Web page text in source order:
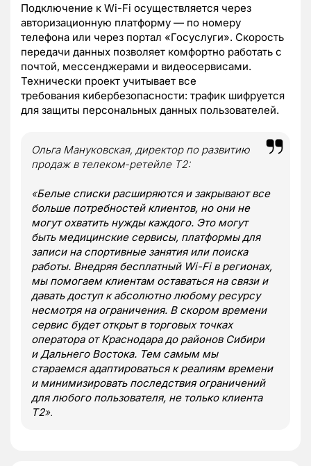
Подключение к Wi-Fi осуществляется через
авторизационную платформу — по номеру
телефона или через портал «Госуслуги». Скорость
передачи данных позволяет комфортно работать с
почтой, мессенджерами и видеосервисами.
Технически проект учитывает все
требования кибербезопасности: трафик шифруется
для защиты персональных данных пользователей.
Ольга Мануковская, директор по развитию
продаж в телеком-ретейле Т2:
«Белые списки расширяются и закрывают все
больше потребностей клиентов, но они не
могут охватить нужды каждого. Это могут
быть медицинские сервисы, платформы для
записи на спортивные занятия или поиска
работы. Внедряя бесплатный Wi-Fi в регионах,
мы помогаем клиентам оставаться на связи и
давать доступ к абсолютно любому ресурсу
несмотря на ограничения. В скором времени
сервис будет открыт в торговых точках
оператора от Краснодара до районов Сибири
и Дальнего Востока. Тем самым мы
стараемся адаптироваться к реалиям времени
и минимизировать последствия ограничений
для любого пользователя, не только клиента
Т2».